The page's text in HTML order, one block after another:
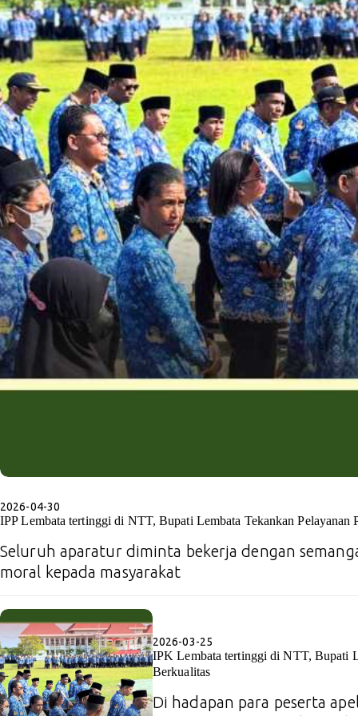
2026-04-30
IPP Lembata tertinggi di NTT, Bupati Lembata Tekankan
Seluruh aparatur diminta bekerja dengan
moral kepada masyarakat
2026-03-25
IPK Lembata tertinggi di NTT, Bupati
Berkualitas
Di hadapan para peserta